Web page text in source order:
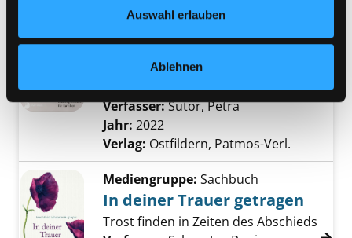
Auswahl erlauben
Ablehnen
Exemplar-Details von Trauern um ein
Mediengruppe:Sachbuch
Trauern um ein
Sternenkind
das Begleitbuch für Familien
Verfasser:Sutor, PetraSuche nach
Jahr: 2022
Verlag: Ostfildern, Patmos-Verl.
Mediengruppe: Sachbuch
In deiner Trauer getragen
Trost finden in Zeiten des Abschieds